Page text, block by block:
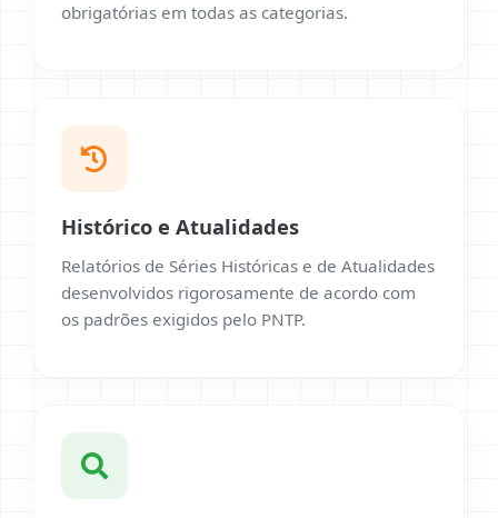
obrigatórias em todas as categorias.
Histórico e Atualidades
Relatórios de Séries Históricas e de Atualidades
desenvolvidos rigorosamente de acordo com
os padrões exigidos pelo PNTP.